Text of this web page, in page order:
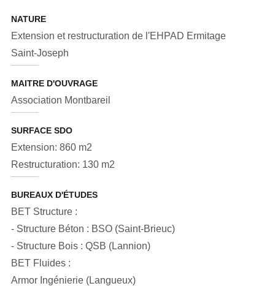
NATURE
Extension et restructuration de l'EHPAD Ermitage
Saint-Joseph
MAITRE D'OUVRAGE
Association Montbareil
SURFACE SDO
Extension: 860 m2
Restructuration: 130 m2
BUREAUX D'ÉTUDES
BET Structure :
- Structure Béton : BSO (Saint-Brieuc)
- Structure Bois : QSB (Lannion)
BET Fluides :
Armor Ingénierie (Langueux)